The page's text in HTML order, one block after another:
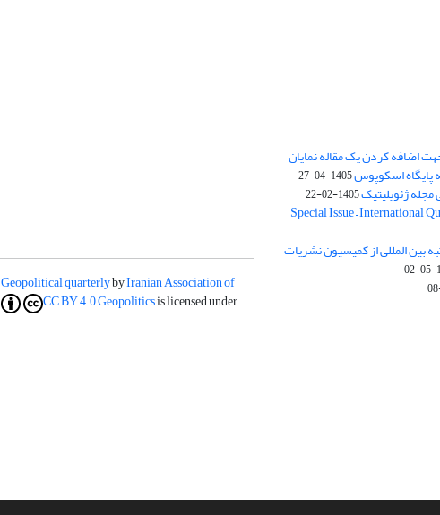
اضافه کردن یک مقاله نمایان
پایگاه اسکوپوس1405-04-27
ژئوپلیتیک1405-02-22
Special Issue – International
بین المللی از کمیسیون نشریات
Geopolitical quarterlybyIranian Association of
Geopoliticsis licensed under
CC BY 4.0